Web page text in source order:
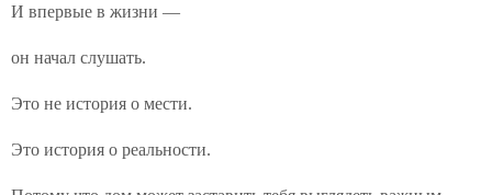
И впервые в жизни —
он начал слушать.
Это не история о мести.
Это история о реальности.